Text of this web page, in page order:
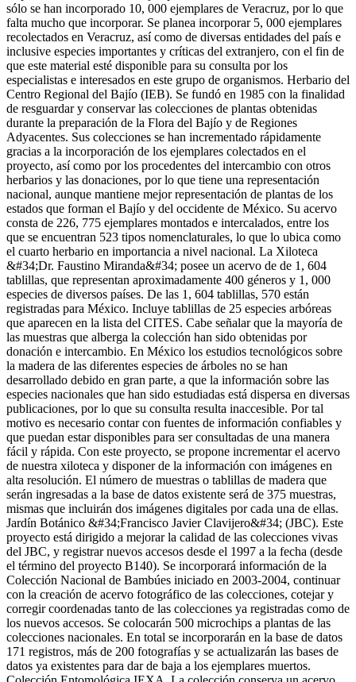
sólo se han incorporado 10, 000 ejemplares de Veracruz, por lo que
falta mucho que incorporar. Se planea incorporar 5, 000 ejemplares
recolectados en Veracruz, así como de diversas entidades del país e
inclusive especies importantes y críticas del extranjero, con el fin de
que este material esté disponible para su consulta por los
especialistas e interesados en este grupo de organismos. Herbario del
Centro Regional del Bajío (IEB). Se fundó en 1985 con la finalidad
de resguardar y conservar las colecciones de plantas obtenidas
durante la preparación de la Flora del Bajío y de Regiones
Adyacentes. Sus colecciones se han incrementado rápidamente
gracias a la incorporación de los ejemplares colectados en el
proyecto, así como por los procedentes del intercambio con otros
herbarios y las donaciones, por lo que tiene una representación
nacional, aunque mantiene mejor representación de plantas de los
estados que forman el Bajío y del occidente de México. Su acervo
consta de 226, 775 ejemplares montados e intercalados, entre los
que se encuentran 523 tipos nomenclaturales, lo que lo ubica como
el cuarto herbario en importancia a nivel nacional. La Xiloteca
&#34;Dr. Faustino Miranda&#34; posee un acervo de de 1, 604
tablillas, que representan aproximadamente 400 géneros y 1, 000
especies de diversos países. De las 1, 604 tablillas, 570 están
registradas para México. Incluye tablillas de 25 especies arbóreas
que aparecen en la lista del CITES. Cabe señalar que la mayoría de
las muestras que alberga la colección han sido obtenidas por
donación e intercambio. En México los estudios tecnológicos sobre
la madera de las diferentes especies de árboles no se han
desarrollado debido en gran parte, a que la información sobre las
especies nacionales que han sido estudiadas está dispersa en diversas
publicaciones, por lo que su consulta resulta inaccesible. Por tal
motivo es necesario contar con fuentes de información confiables y
que puedan estar disponibles para ser consultadas de una manera
fácil y rápida. Con este proyecto, se propone incrementar el acervo
de nuestra xiloteca y disponer de la información con imágenes en
alta resolución. El número de muestras o tablillas de madera que
serán ingresadas a la base de datos existente será de 375 muestras,
mismas que incluirán dos imágenes digitales por cada una de ellas.
Jardín Botánico &#34;Francisco Javier Clavijero&#34; (JBC). Este
proyecto está dirigido a mejorar la calidad de las colecciones vivas
del JBC, y registrar nuevos accesos desde el 1997 a la fecha (desde
el término del proyecto B140). Se incorporará información de la
Colección Nacional de Bambúes iniciado en 2003-2004, continuar
con la creación de acervo fotográfico de las colecciones, cotejar y
corregir coordenadas tanto de las colecciones ya registradas como de
los nuevos accesos. Se colocarán 500 microchips a plantas de las
colecciones nacionales. En total se incorporarán en la base de datos
171 registros, más de 200 fotografías y se actualizarán las bases de
datos ya existentes para dar de baja a los ejemplares muertos.